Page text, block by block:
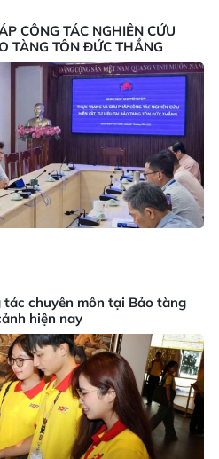
CÔNG TÁC NGHIÊN CỨU
TÀNG TÔN ĐỨC THẮNG
chuyên môn tại Bảo tàng
hiện nay